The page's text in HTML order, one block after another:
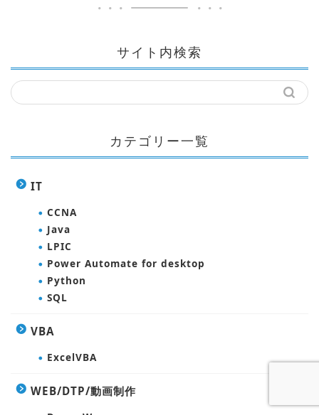
サイト内検索
カテゴリー一覧
IT
CCNA
Java
LPIC
Power Automate for desktop
Python
SQL
VBA
ExcelVBA
WEB/DTP/動画制作